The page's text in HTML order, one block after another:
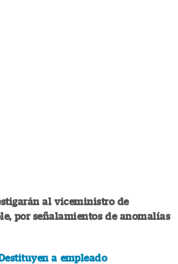
al viceministro de
por señalamientos de anomalías
a empleado